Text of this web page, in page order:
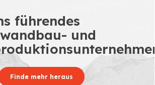
führendes
und
Finde mehr heraus